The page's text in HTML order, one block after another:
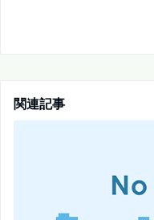
関連記事